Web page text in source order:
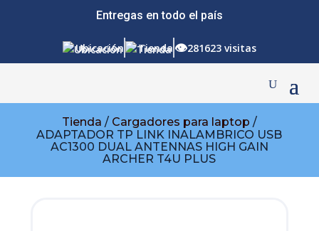
Entregas en todo el país
Ubicación Tienda 👁281623 visitas
Tienda / Cargadores para laptop /
ADAPTADOR TP LINK INALAMBRICO USB
AC1300 DUAL ANTENNAS HIGH GAIN
ARCHER T4U PLUS